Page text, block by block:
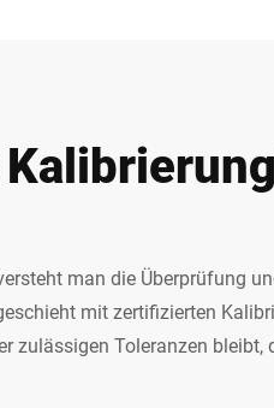
man die Überprüfung
mit zertifizierten
zulässigen Toleranzen